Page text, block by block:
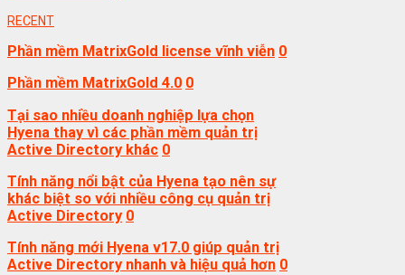
RECENT
Phần mềm MatrixGold license vĩnh viễn 0
Phần mềm MatrixGold 4.0 0
Tại sao nhiều doanh nghiệp lựa chọn
Hyena thay vì các phần mềm quản trị
Active Directory khác 0
Tính năng nổi bật của Hyena tạo nên sự
khác biệt so với nhiều công cụ quản trị
Active Directory 0
Tính năng mới Hyena v17.0 giúp quản trị
Active Directory nhanh và hiệu quả hơn 0